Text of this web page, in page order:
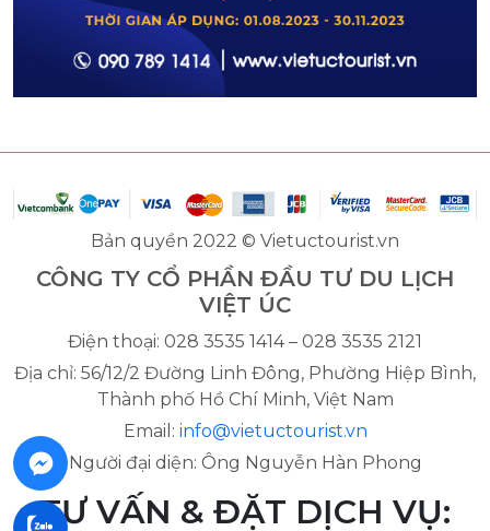
Bản quyền 2022 © Vietuctourist.vn
CÔNG TY CỔ PHẦN ĐẦU TƯ DU LỊCH
VIỆT ÚC
Điện thoại: 028 3535 1414 – 028 3535 2121
Địa chỉ: 56/12/2 Đường Linh Đông, Phường Hiệp Bình,
Thành phố Hồ Chí Minh, Việt Nam
Email: info@vietuctourist.vn
Người đại diện: Ông Nguyễn Hàn Phong
TƯ VẤN & ĐẶT DỊCH VỤ: